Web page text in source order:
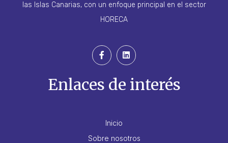
las Islas Canarias, con un enfoque principal en el sector
HORECA
Enlaces de interés
Inicio
Sobre nosotros